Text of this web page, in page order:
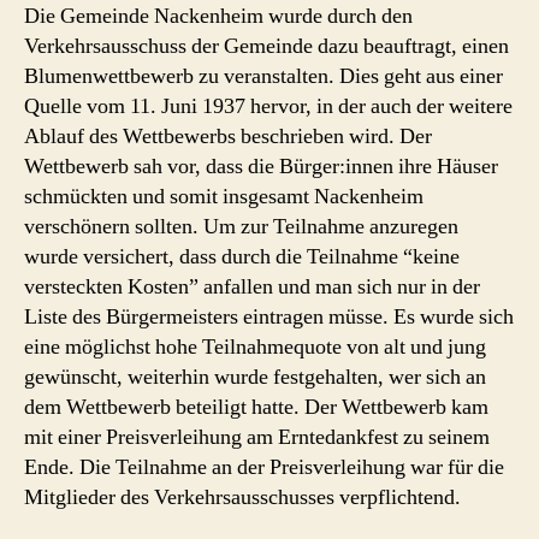
Die Gemeinde Nackenheim wurde durch den
Verkehrsausschuss der Gemeinde dazu beauftragt, einen
Blumenwettbewerb zu veranstalten. Dies geht aus einer
Quelle vom 11. Juni 1937 hervor, in der auch der weitere
Ablauf des Wettbewerbs beschrieben wird. Der
Wettbewerb sah vor, dass die Bürger:innen ihre Häuser
schmückten und somit insgesamt Nackenheim
verschönern sollten. Um zur Teilnahme anzuregen
wurde versichert, dass durch die Teilnahme “keine
versteckten Kosten” anfallen und man sich nur in der
Liste des Bürgermeisters eintragen müsse. Es wurde sich
eine möglichst hohe Teilnahmequote von alt und jung
gewünscht, weiterhin wurde festgehalten, wer sich an
dem Wettbewerb beteiligt hatte. Der Wettbewerb kam
mit einer Preisverleihung am Erntedankfest zu seinem
Ende. Die Teilnahme an der Preisverleihung war für die
Mitglieder des Verkehrsausschusses verpflichtend.